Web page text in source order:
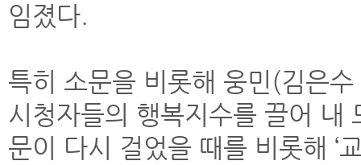
임졌다.
특히 소문을 비롯해 웅민(김은
시청자들의 행복지수를 끌어 내
문이 다시 걸었을 때를 비롯해 ‘